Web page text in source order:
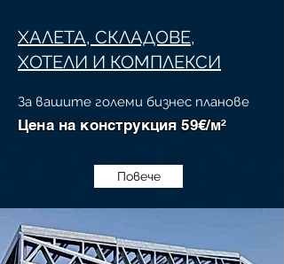
ХАЛЕТА, СКЛАДОВЕ,
ХОТЕЛИ И КОМПЛЕКСИ
За вашите големи бизнес планове
Цена на конструкция 59€/м²​​​
Повече